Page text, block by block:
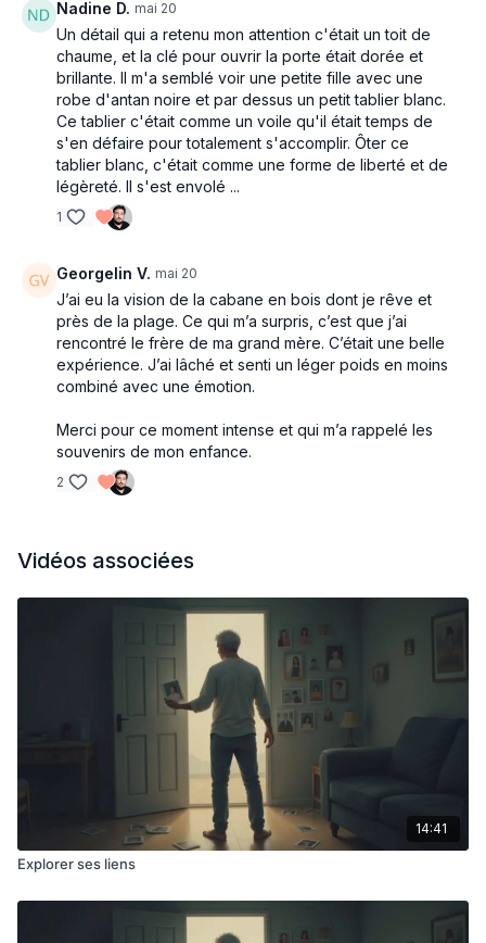
Nadine D. mai 20
Un détail qui a retenu mon attention c'était un toit de
chaume, et la clé pour ouvrir la porte était dorée et
brillante. Il m'a semblé voir une petite fille avec une
robe d'antan noire et par dessus un petit tablier blanc.
Ce tablier c'était comme un voile qu'il était temps de
s'en défaire pour totalement s'accomplir. Ôter ce
tablier blanc, c'était comme une forme de liberté et de
légèreté. Il s'est envolé ...
1
Georgelin V. mai 20
J’ai eu la vision de la cabane en bois dont je rêve et
près de la plage. Ce qui m’a surpris, c’est que j’ai
rencontré le frère de ma grand mère. C’était une belle
expérience. J’ai lâché et senti un léger poids en moins
combiné avec une émotion.
Merci pour ce moment intense et qui m’a rappelé les
souvenirs de mon enfance.
2
Vidéos associées
14:41
Explorer ses liens